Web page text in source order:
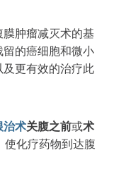
肿瘤减灭术的基
的癌细胞和微小
更有效的治疗此
治术关腹之前或术
使化疗药物到达腹